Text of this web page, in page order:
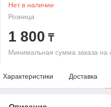
Нет в наличии
Розница
1 800 ₸
Минимальная сумма заказа на
Характеристики Доставка